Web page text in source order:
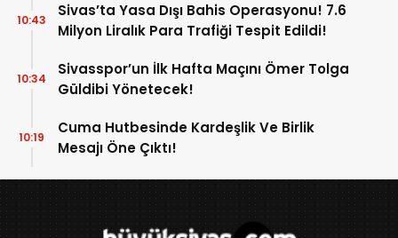
Sivas’ta Yasa Dışı Bahis Operasyonu! 7.6
Milyon Liralık Para Trafiği Tespit Edildi!
10:43
Sivasspor’un İlk Hafta Maçını Ömer Tolga
Güldibi Yönetecek!
10:34
Cuma Hutbesinde Kardeşlik Ve Birlik
Mesajı Öne Çıktı!
10:19